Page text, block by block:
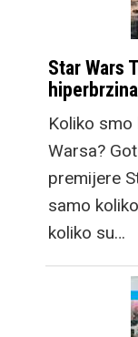
Star Wars
Koliko
Warsa?
premijere
samo
koliko su…